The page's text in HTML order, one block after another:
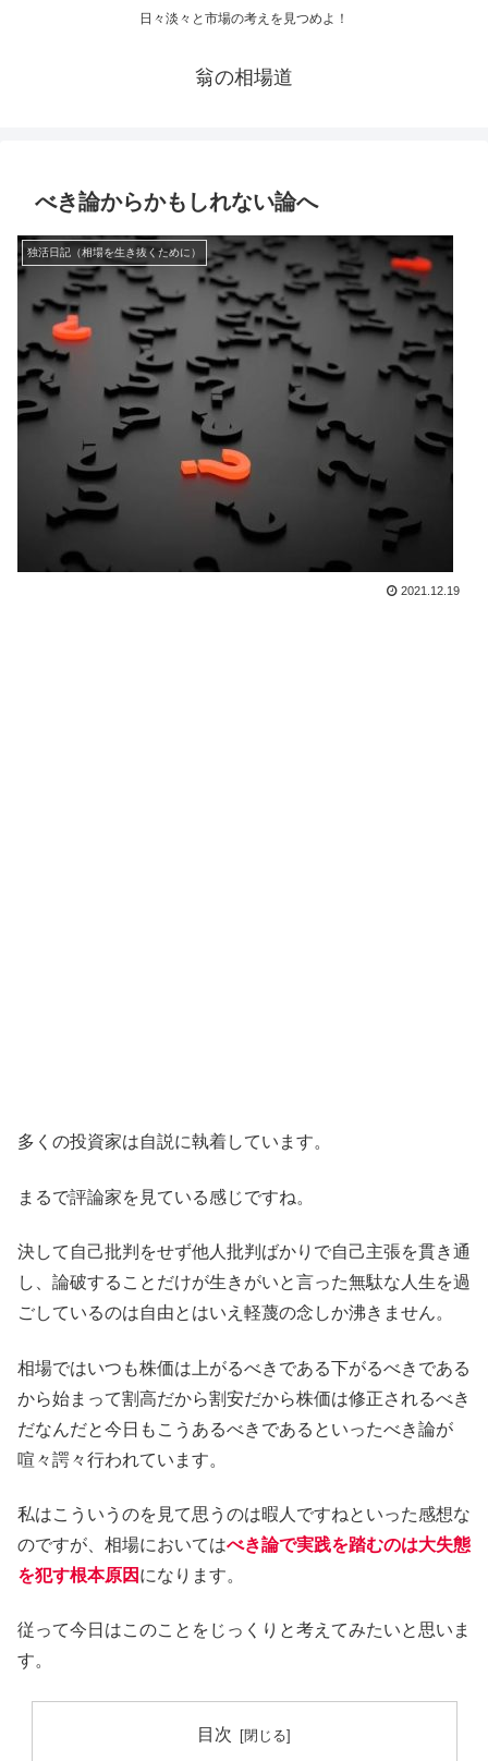
日々淡々と市場の考えを見つめよ！
翁の相場道
べき論からかもしれない論へ
独活日記（相場を生き抜くために）
2021.12.19
多くの投資家は自説に執着しています。
まるで評論家を見ている感じですね。
決して自己批判をせず他人批判ばかりで自己主張を貫き通
し、論破することだけが生きがいと言った無駄な人生を過
ごしているのは自由とはいえ軽蔑の念しか沸きません。
相場ではいつも株価は上がるべきである下がるべきである
から始まって割高だから割安だから株価は修正されるべき
だなんだと今日もこうあるべきであるといったべき論が
喧々諤々行われています。
私はこういうのを見て思うのは暇人ですねといった感想な
のですが、相場においてはべき論で実践を踏むのは大失態
を犯す根本原因 になります。
従って今日はこのことをじっくりと考えてみたいと思いま
す。
目次